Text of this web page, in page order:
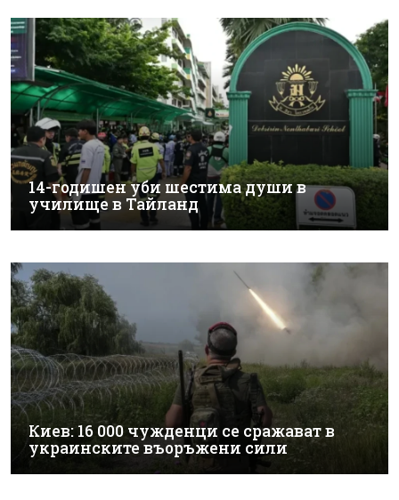
14-годишен уби шестима души в
училище в Тайланд
Киев: 16 000 чужденци се сражават в
украинските въоръжени сили